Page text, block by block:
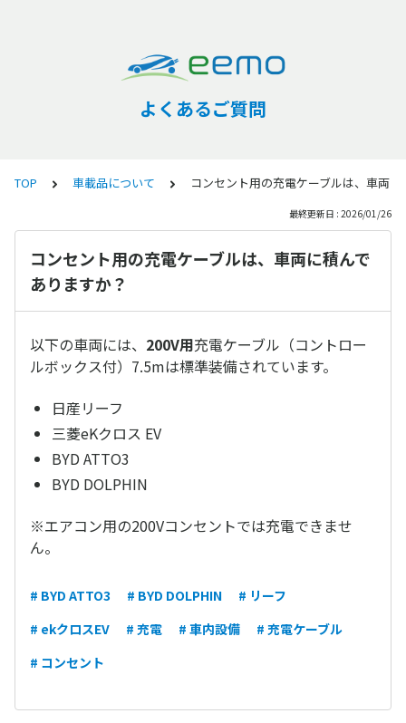
よくあるご質問
TOP 車載品について コンセント用の充電ケーブルは、車両
最終更新日 : 2026/01/26
コンセント用の充電ケーブルは、車両に積んで
ありますか？
以下の車両には、 200V用充電ケーブル（コントロー
ルボックス付）7.5mは標準装備されています。
日産リーフ
三菱eKクロス EV
BYD ATTO3
BYD DOLPHIN
※エアコン用の200Vコンセントでは充電できませ
ん。
# BYD ATTO3 # BYD DOLPHIN
# リーフ
# ekクロスEV
# 充電 # 車内設備
# 充電ケーブル
# コンセント